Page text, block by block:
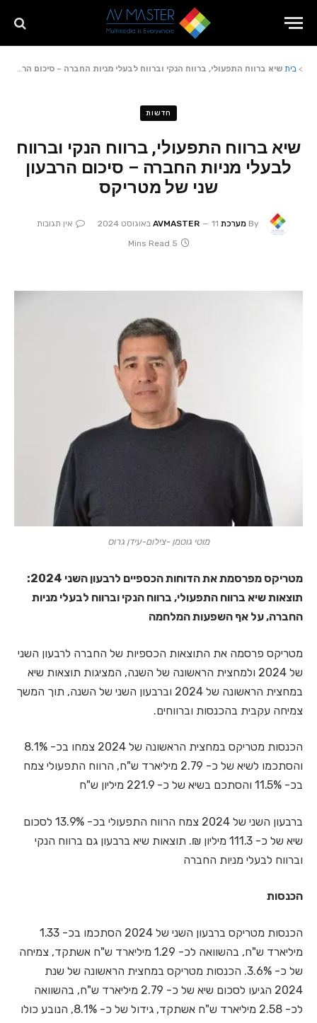
> בית שיא ברווח התפעולי, ברווח הנקי וברווח לבעלי מניות החברה – סיכום הרבעון שני של מטריקס
חדשות
שיא ברווח התפעולי, ברווח הנקי וברווח
לבעלי מניות החברה – סיכום הרבעון
שני של מטריקס
By מערכת AVMASTER 11 באוגוסט 2024
אין תגובות
5 Mins Read
מוטי גוטמן -צילום-עידן גרוס
מטריקס מפרסמת את הדוחות הכספיים לרבעון השני 2024:
תוצאות שיא ברווח התפעולי, ברווח הנקי וברווח לבעלי מניות
החברה, על אף השפעות המלחמה
מטריקס פרסמה את התוצאות הכספיות של החברה לרבעון השני
של 2024 ולמחצית הראשונה של השנה, המציגות תוצאות שיא
במחצית הראשונה של 2024 וברבעון השני של השנה, תוך המשך
צמיחה עקבית בהכנסות וברווחים.
הכנסות מטריקס במחצית הראשונה של 2024 צמחו בכ- 8.1%
והסתכמו לשיא של כ- 2.79 מיליארד ש"ח, הרווח התפעולי צמח
בכ- 11.5% והסתכם בשיא של כ- 221.9 מיליון ש"ח
ברבעון השני של 2024 צמח הרווח התפעולי בכ- 13.9% לסכום
שיא של כ- 111.3 מיליון ₪. תוצאות שיא ברבעון גם ברווח הנקי
וברווח לבעלי מניות החברה
הכנסות
הכנסות מטריקס ברבעון השני של 2024 הסתכמו בכ- 1.33
מיליארד ש"ח, בהשוואה לכ- 1.29 מיליארד ש"ח אשתקד, צמיחה
של כ- 3.6%. הכנסות מטריקס במחצית הראשונה של שנת
2024 הגיעו לסכום שיא של כ- 2.79 מיליארד ש"ח, בהשוואה
לכ- 2.58 מיליארד ש"ח אשתקד, גידול של כ- 8.1%, הנובע כולו